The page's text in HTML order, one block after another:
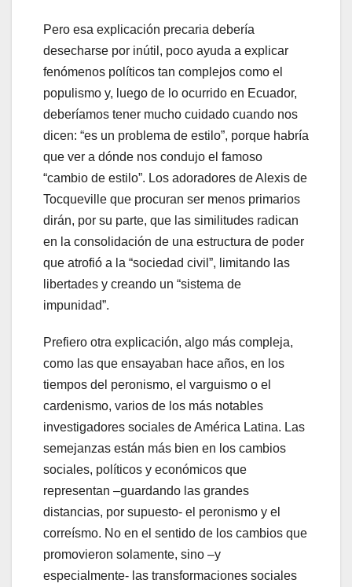
Pero esa explicación precaria debería
desecharse por inútil, poco ayuda a explicar
fenómenos políticos tan complejos como el
populismo y, luego de lo ocurrido en Ecuador,
deberíamos tener mucho cuidado cuando nos
dicen: “es un problema de estilo”, porque habría
que ver a dónde nos condujo el famoso
“cambio de estilo”. Los adoradores de Alexis de
Tocqueville que procuran ser menos primarios
dirán, por su parte, que las similitudes radican
en la consolidación de una estructura de poder
que atrofió a la “sociedad civil”, limitando las
libertades y creando un “sistema de
impunidad”.
Prefiero otra explicación, algo más compleja,
como las que ensayaban hace años, en los
tiempos del peronismo, el varguismo o el
cardenismo, varios de los más notables
investigadores sociales de América Latina. Las
semejanzas están más bien en los cambios
sociales, políticos y económicos que
representan –guardando las grandes
distancias, por supuesto- el peronismo y el
correísmo. No en el sentido de los cambios que
promovieron solamente, sino –y
especialmente- las transformaciones sociales